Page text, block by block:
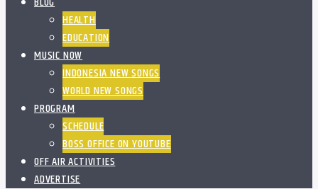
HEALTH
EDUCATION
MUSIC NOW
INDONESIA NEW SONGS
WORLD NEW SONGS
PROGRAM
SCHEDULE
BOSS OFFICE ON YOUTUBE
OFF AIR ACTIVITIES
ADVERTISE